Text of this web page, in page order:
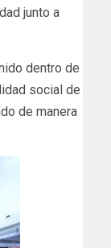
junto a
dentro de
social de
de manera